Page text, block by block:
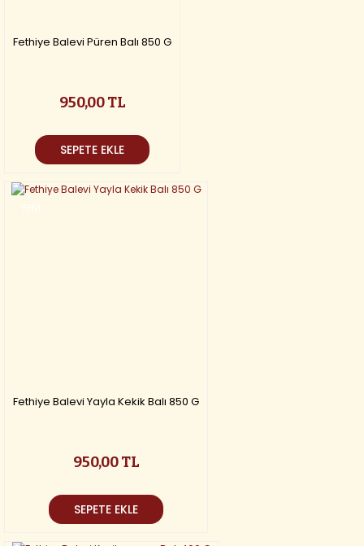
Fethiye Balevi Püren Balı 850 G
950,00 TL
SEPETE EKLE
YENİ
Fethiye Balevi Yayla Kekik Balı 850 G
950,00 TL
SEPETE EKLE